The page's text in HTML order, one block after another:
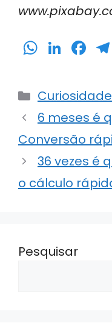
W
a
ts
A
p
p
Li
k
e
dI
n
F
c
e
b
o
o
k
Categorias
6 meses é
Conversão
36 vezes é
o cálculo
Pesquisar